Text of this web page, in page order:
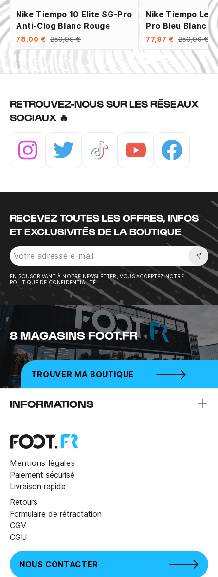
Nike Tiempo 10 Elite SG-Pro
Anti-Clog Blanc Rouge
78,00 € 259,99 €
Nike Tiempo
Pro Bleu Blanc
77,97 € 259,90 €
RETROUVEZ-NOUS SUR LES RÉSEAUX
SOCIAUX 🔥
RECEVEZ TOUTES LES OFFRES, INFOS
ET EXCLUSIVITÉS DE LA BOUTIQUE
EN SOUSCRIVANT À NOTRE NEWSLETTER, VOUS ACCEPTEZ NOTRE
POLITIQUE DE CONFIDENTIALITÉ.
8 MAGASINS FOOT.FR
TROUVER MA BOUTIQUE
INFORMATIONS
Mentions légales
Paiement sécurisé
Livraison rapide
Retours
Formulaire de rétractation
CGV
CGU
NOUS CONTACTER